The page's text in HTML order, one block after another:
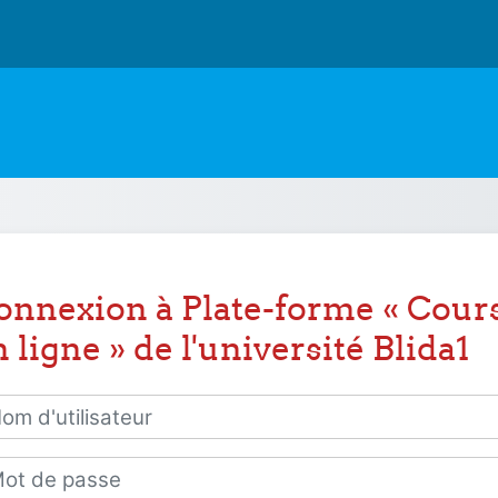
à Plate-forme «
ligne » de l'université Blida1
d'utilisateur
de passe